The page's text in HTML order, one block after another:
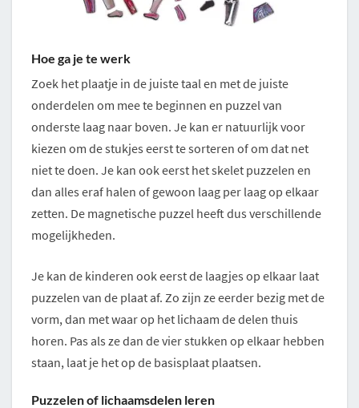
Hoe ga je te werk
Zoek het plaatje in de juiste taal en met de juiste
onderdelen om mee te beginnen en puzzel van
onderste laag naar boven. Je kan er natuurlijk voor
kiezen om de stukjes eerst te sorteren of om dat net
niet te doen. Je kan ook eerst het skelet puzzelen en
dan alles eraf halen of gewoon laag per laag op elkaar
zetten. De magnetische puzzel heeft dus verschillende
mogelijkheden.
Je kan de kinderen ook eerst de laagjes op elkaar laat
puzzelen van de plaat af. Zo zijn ze eerder bezig met de
vorm, dan met waar op het lichaam de delen thuis
horen. Pas als ze dan de vier stukken op elkaar hebben
staan, laat je het op de basisplaat plaatsen.
Puzzelen of lichaamsdelen leren